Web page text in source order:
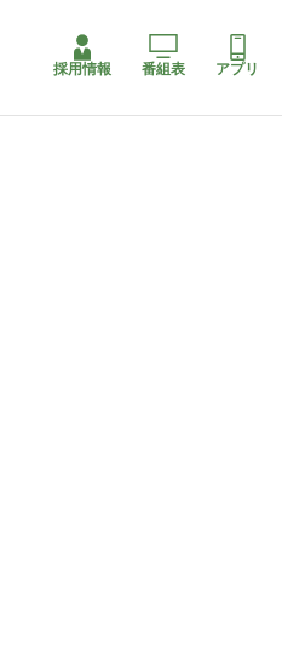
採用情報 番組表 アプリ